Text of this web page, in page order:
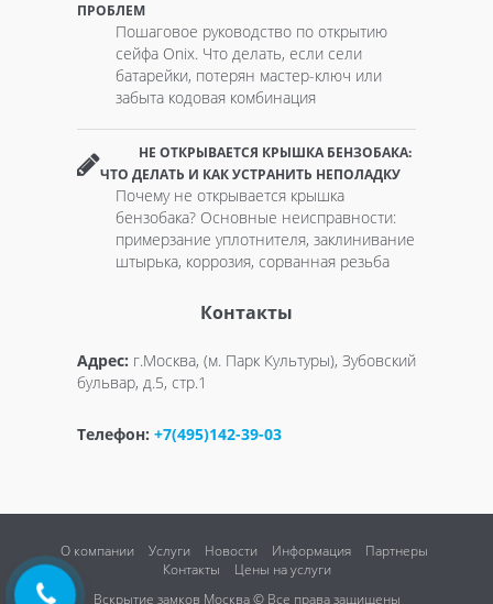
ПРОБЛЕМ
Пошаговое руководство по открытию
сейфа Onix. Что делать, если сели
батарейки, потерян мастер-ключ или
забыта кодовая комбинация
НЕ ОТКРЫВАЕТСЯ КРЫШКА БЕНЗОБАКА:
ЧТО ДЕЛАТЬ И КАК УСТРАНИТЬ НЕПОЛАДКУ
Почему не открывается крышка
бензобака? Основные неисправности:
примерзание уплотнителя, заклинивание
штырька, коррозия, сорванная резьба
Контакты
Адрес: г.Москва, (м. Парк Культуры), Зубовский
бульвар, д.5, стр.1
Телефон: +7(495)142-39-03
О компании Услуги Новости Информация
Партнеры
Контакты
Цены на услуги
Вскрытие замков Москва © Все права защищены